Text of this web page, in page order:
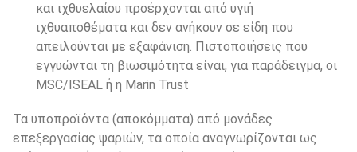
και ιχθυελαίου προέρχονται από υγιή
ιχθυαποθέματα και δεν ανήκουν σε είδη που
απειλούνται με εξαφάνιση. Πιστοποιήσεις που
εγγυώνται τη βιωσιμότητα είναι, για παράδειγμα, οι
MSC/ISEAL ή η Marin Trust
Τα υποπροϊόντα (αποκόμματα) από μονάδες
επεξεργασίας ψαριών, τα οποία αναγνωρίζονται ως